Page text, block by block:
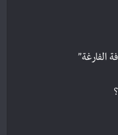
الفارغة”